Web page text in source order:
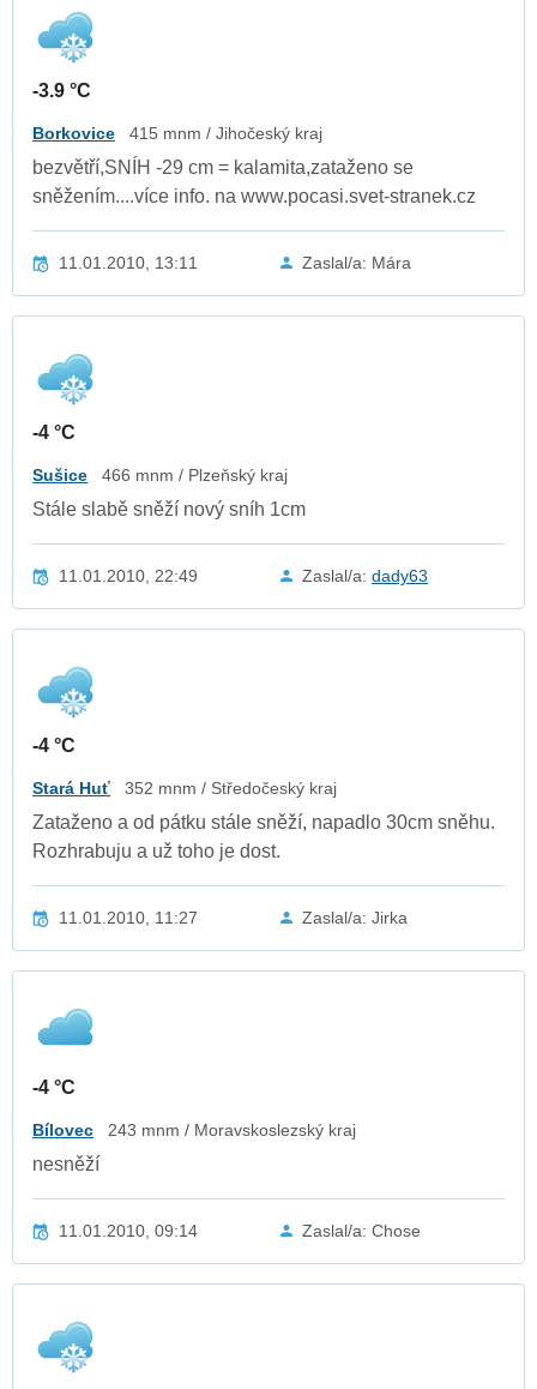
-3.9 °C
Borkovice 415 mnm / Jihočeský kraj
bezvětří,SNÍH -29 cm = kalamita,zataženo se
sněžením....více info. na www.pocasi.svet-stranek.cz
11.01.2010, 13:11 Zaslal/a: Mára
-4 °C
Sušice 466 mnm / Plzeňský kraj
Stále slabě sněží nový sníh 1cm
11.01.2010, 22:49 Zaslal/a: dady63
-4 °C
Stará Huť 352 mnm / Středočeský kraj
Zataženo a od pátku stále sněží, napadlo 30cm sněhu.
Rozhrabuju a už toho je dost.
11.01.2010, 11:27 Zaslal/a: Jirka
-4 °C
Bílovec 243 mnm / Moravskoslezský kraj
nesněží
11.01.2010, 09:14 Zaslal/a: Chose